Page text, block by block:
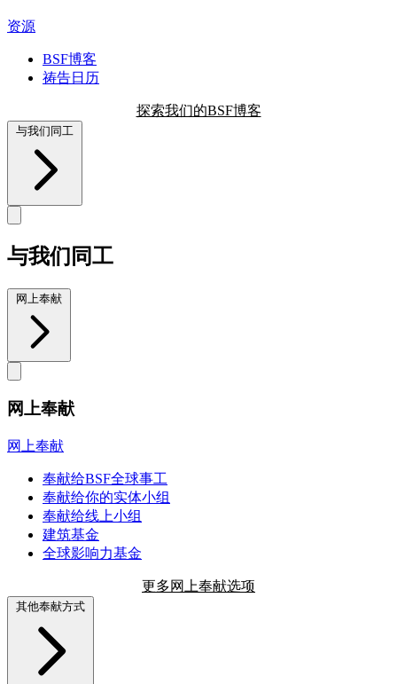
资源
BSF博客
祷告日历
探索我们的BSF博客
与我们同工
与我们同工
网上奉献
网上奉献
网上奉献
奉献给BSF全球事工
奉献给你的实体小组
奉献给线上小组
建筑基金
全球影响力基金
更多网上奉献选项
其他奉献方式